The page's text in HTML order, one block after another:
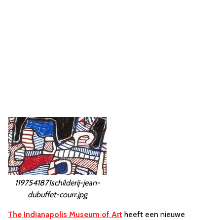
1197541871schilderij-jean-
dubuffet-courr.jpg
The Indianapolis Museum of Art heeft een nieuwe